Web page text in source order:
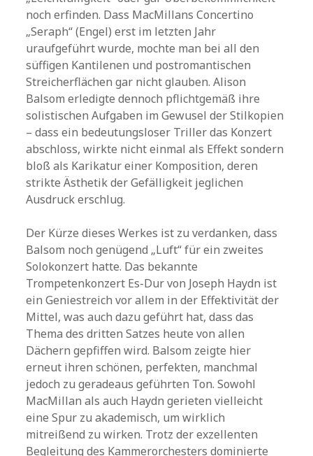
noch erfinden. Dass MacMillans Concertino
„Seraph“ (Engel) erst im letzten Jahr
uraufgeführt wurde, mochte man bei all den
süffigen Kantilenen und postromantischen
Streicherflächen gar nicht glauben. Alison
Balsom erledigte dennoch pflichtgemäß ihre
solistischen Aufgaben im Gewusel der Stilkopien
– dass ein bedeutungsloser Triller das Konzert
abschloss, wirkte nicht einmal als Effekt sondern
bloß als Karikatur einer Komposition, deren
strikte Ästhetik der Gefälligkeit jeglichen
Ausdruck erschlug.
Der Kürze dieses Werkes ist zu verdanken, dass
Balsom noch genügend „Luft“ für ein zweites
Solokonzert hatte. Das bekannte
Trompetenkonzert Es-Dur von Joseph Haydn ist
ein Geniestreich vor allem in der Effektivität der
Mittel, was auch dazu geführt hat, dass das
Thema des dritten Satzes heute von allen
Dächern gepfiffen wird. Balsom zeigte hier
erneut ihren schönen, perfekten, manchmal
jedoch zu geradeaus geführten Ton. Sowohl
MacMillan als auch Haydn gerieten vielleicht
eine Spur zu akademisch, um wirklich
mitreißend zu wirken. Trotz der exzellenten
Begleitung des Kammerorchesters dominierte